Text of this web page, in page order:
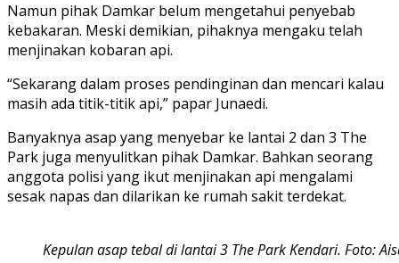
Namun pihak Damkar belum mengetahui penyebab
kebakaran. Meski demikian, pihaknya mengaku telah
menjinakan kobaran api.
“Sekarang dalam proses pendinginan dan mencari kalau
masih ada titik-titik api,” papar Junaedi.
Banyaknya asap yang menyebar ke lantai 2 dan 3 The
Park juga menyulitkan pihak Damkar. Bahkan seorang
anggota polisi yang ikut menjinakan api mengalami
sesak napas dan dilarikan ke rumah sakit terdekat.
Kepulan asap tebal di lantai 3 The Park Kendari. Foto: